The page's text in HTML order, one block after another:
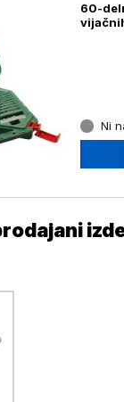
60-
Ni